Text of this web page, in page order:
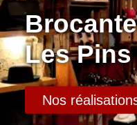
Les Pins
Nos